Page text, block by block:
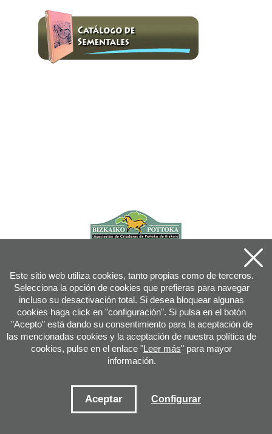
info@pottoka.info
Condiciones de uso -Política de privacidad-Política de cookies
Este sitio web utiliza cookies, tanto propias como de terceros.
Selecciona la opción de cookies que prefieras para navegar
incluso su desactivación total. Si desea bloquear algunas
cookies haga click en "configuración". Si pulsa en el botón
"Acepto" está dando su consentimiento para la aceptación de
las mencionadas cookies y la aceptación de nuestra política de
cookies, pulse en el enlace "Leer más" para mayor
información.
Aceptar Configurar